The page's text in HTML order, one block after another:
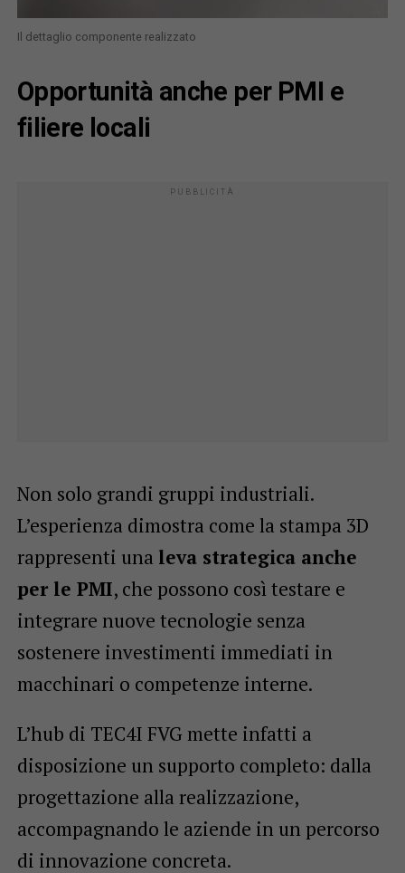
Il dettaglio componente realizzato
Opportunità anche per PMI e
filiere locali
Non solo grandi gruppi industriali.
L’esperienza dimostra come la stampa 3D
rappresenti una leva strategica anche
per le PMI, che possono così testare e
integrare nuove tecnologie senza
sostenere investimenti immediati in
macchinari o competenze interne.
L’hub di TEC4I FVG mette infatti a
disposizione un supporto completo: dalla
progettazione alla realizzazione,
accompagnando le aziende in un percorso
di innovazione concreta.